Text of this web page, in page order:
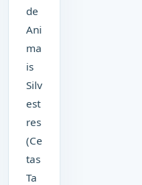
de
Ani
ma
is
Silv
est
res
(Ce
tas
Ta